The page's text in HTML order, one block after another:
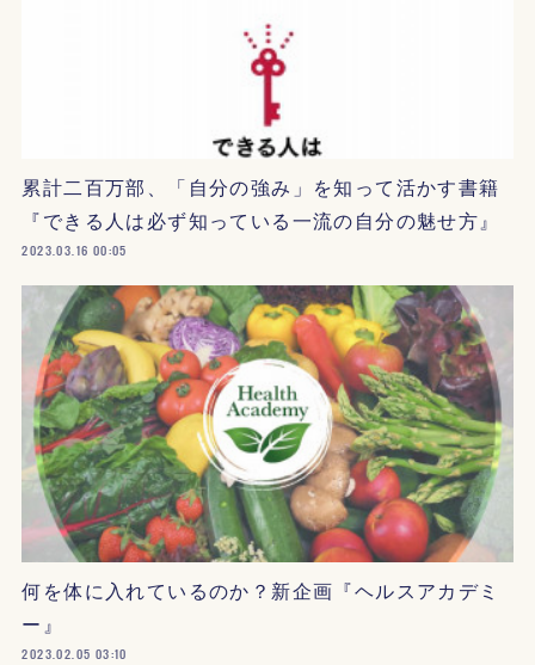
累計二百万部、「自分の強み」を知って活かす書籍
『できる人は必ず知っている一流の自分の魅せ方』
2023.03.16 00:05
何を体に入れているのか？新企画『ヘルスアカデミ
ー』
2023.02.05 03:10